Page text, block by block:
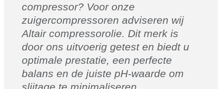
compressor? Voor onze
zuigercompressoren adviseren wij
Altair compressorolie. Dit merk is
door ons uitvoerig getest en biedt u
optimale prestatie, een perfecte
balans en de juiste pH-waarde om
slijtage te minimaliseren.